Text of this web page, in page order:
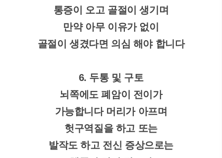
통증이 오고 골절이 생기며
만약 아무 이유가 없이
골절이 생겼다면 의심 해야 합니다
6. 두통 및 구토
뇌쪽에도 폐암이 전이가
가능합니다 머리가 아프며
헛구역질을 하고 또는
발작도 하고 전신 증상으로는